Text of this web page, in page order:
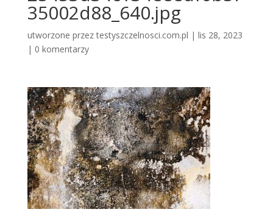
35002d88_640.jpg
utworzone przeztestyszczelnosci.com.pl | lis 28, 2023
| 0 komentarzy